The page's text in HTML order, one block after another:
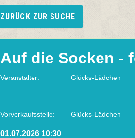
ZURÜCK ZUR SUCHE
Auf die Socken -
Veranstalter: Glücks-Lädchen
Vorverkaufsstelle:
Glücks-Lädchen
01.07.2026 10:30